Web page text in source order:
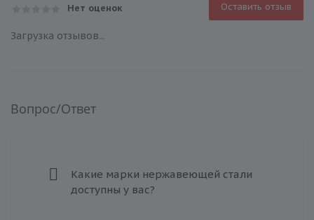
Нет оценок Оставить отзыв
Загрузка отзывов...
Вопрос/Ответ
Какие марки нержавеющей стали
доступны у вас?